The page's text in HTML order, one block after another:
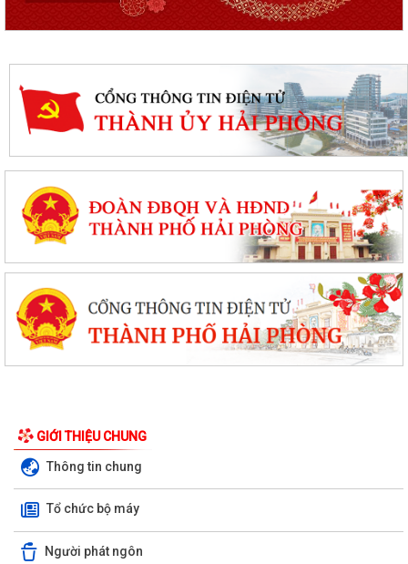
GIỚI THIỆU CHUNG
Thông tin chung
Tổ chức bộ máy
Người phát ngôn
Quyết định phê duyệt kết quả kỳ xét tuyển viên chức Ban quản lý dự án
XÃ HÙNG THẮNG TỔ CHỨC LỄ CHÀO CỜ ĐẦU THÁNG 8/2026
Hải Phòng giảm thời gian giải quyết từ 50% trở lên hơn 1.900 thủ tục
hành chính
Hội nghị toàn quốc quán triệt và triển khai thực hiện Nghị quyết Hội
nghị lần thứ ba Ban Chấp hành...
Đảng ủy xã Hùng Thắng tổ chức lớp bồi dưỡng, tập huấn lý luận chính
trị hè năm 2026